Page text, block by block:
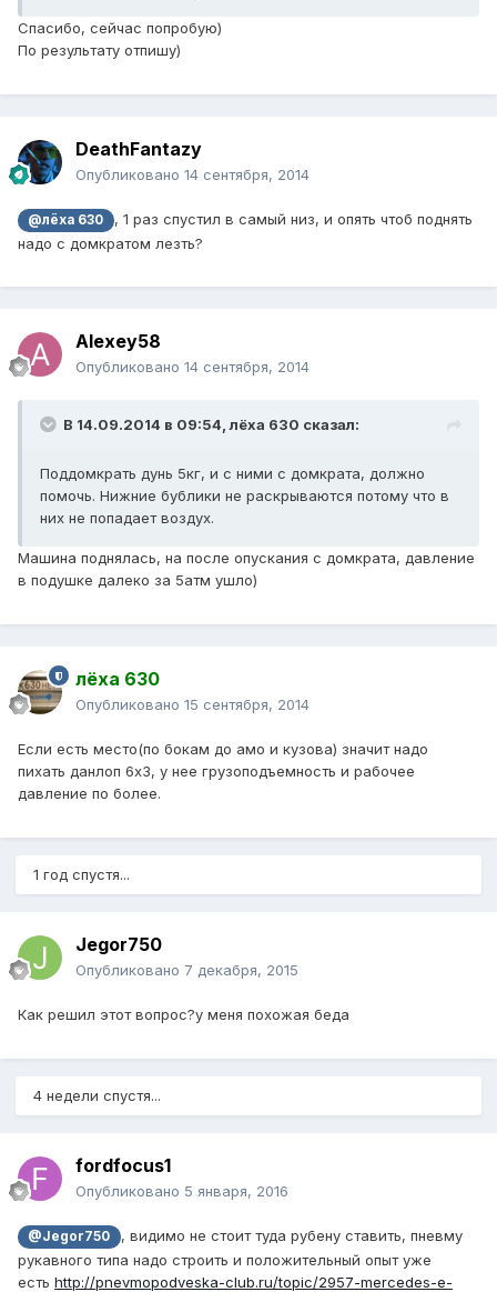
Спасибо, сейчас попробую)
По результату отпишу)
DeathFantazy
Опубликовано 14 сентября, 2014
@лёха 630
, 1 раз спустил в самый низ, и опять чтоб поднять
надо с домкратом лезть?
Alexey58
Опубликовано 14 сентября, 2014
В 14.09.2014 в 09:54, лёха 630 сказал:
Поддомкрать дунь 5кг, и с ними с домкрата, должно
помочь. Нижние бублики не раскрываются потому что в
них не попадает воздух.
Машина поднялась, на после опускания с домкрата, давление
в подушке далеко за 5атм ушло)
лёха 630
Опубликовано 15 сентября, 2014
Если есть место(по бокам до амо и кузова) значит надо
пихать данлоп 6х3, у нее грузоподъемность и рабочее
давление по более.
1 год спустя...
Jegor750
Опубликовано 7 декабря, 2015
Как решил этот вопрос?у меня похожая беда
4 недели спустя...
fordfocus1
Опубликовано 5 января, 2016
@Jegor750
, видимо не стоит туда рубену ставить, пневму
рукавного типа надо строить и положительный опыт уже
есть http://pnevmopodveska-club.ru/topic/2957-mercedes-e-